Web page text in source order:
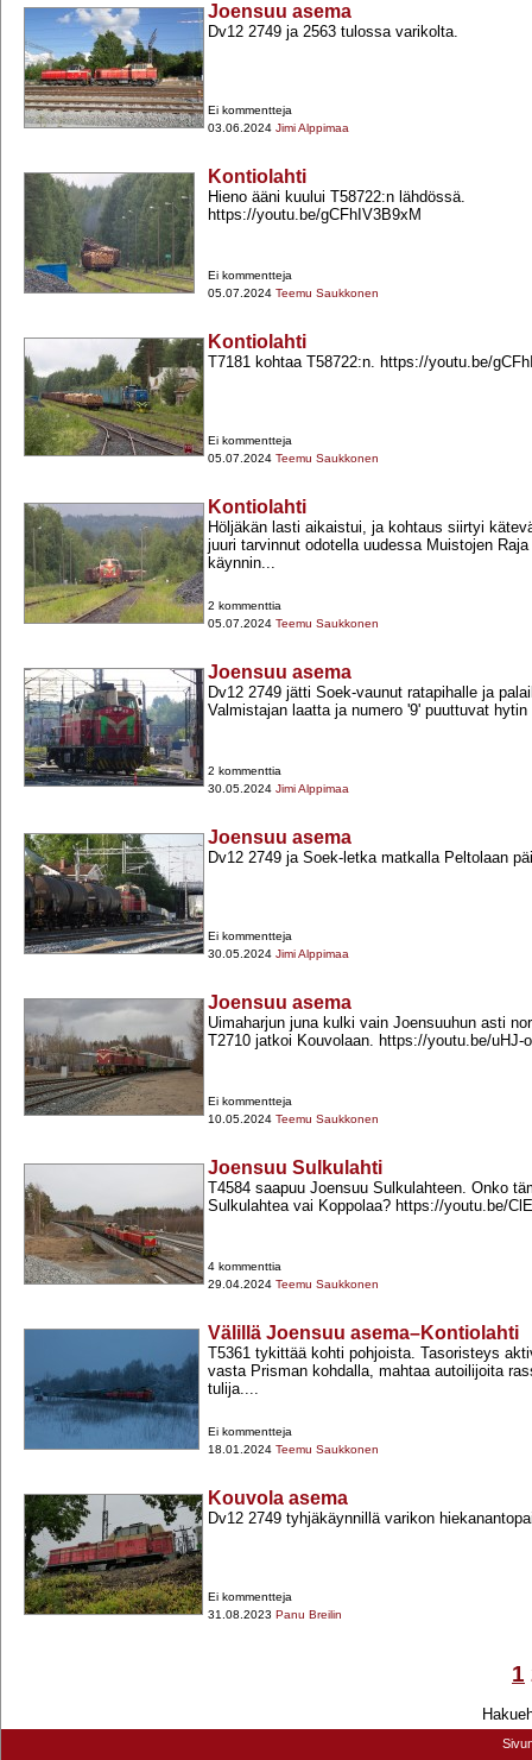
Joensuu asema
Dv12 2749 ja 2563 tulossa varikolta.
Ei kommentteja
03.06.2024 Jimi Alppimaa
Kontiolahti
Hieno ääni kuului T58722:n lähdössä.
https://youtu.be/gCFhIV3B9xM
Ei kommentteja
05.07.2024 Teemu Saukkonen
Kontiolahti
T7181 kohtaa T58722:n. https://youtu.be/
Ei kommentteja
05.07.2024 Teemu Saukkonen
Kontiolahti
Höljäkän lasti aikaistui, ja kohtaus siirtyi
juuri tarvinnut odotella uudessa Muistojen
käynnin...
2 kommenttia
05.07.2024 Teemu Saukkonen
Joensuu asema
Dv12 2749 jätti Soek-​vaunut ratapihalle ja
Valmistajan laatta ja numero '9' puuttuvat
2 kommenttia
30.05.2024 Jimi Alppimaa
Joensuu asema
Dv12 2749 ja Soek-​letka matkalla Peltolaan
Ei kommentteja
30.05.2024 Jimi Alppimaa
Joensuu asema
Uimaharjun juna kulki vain Joensuuhun asti
T2710 jatkoi Kouvolaan. https://youtu.be/uHJ-​
Ei kommentteja
10.05.2024 Teemu Saukkonen
Joensuu Sulkulahti
T4584 saapuu Joensuu Sulkulahteen. Onko
Sulkulahtea vai Koppolaa? https://youtu.be/
4 kommenttia
29.04.2024 Teemu Saukkonen
Välillä Joensuu asema–Kontiolahti
T5361 tykittää kohti pohjoista. Tasoristeys
vasta Prisman kohdalla, mahtaa autoilijoita
tulija....
Ei kommentteja
18.01.2024 Teemu Saukkonen
Kouvola asema
Dv12 2749 tyhjäkäynnillä varikon
Ei kommentteja
31.08.2023 Panu Breilin
1